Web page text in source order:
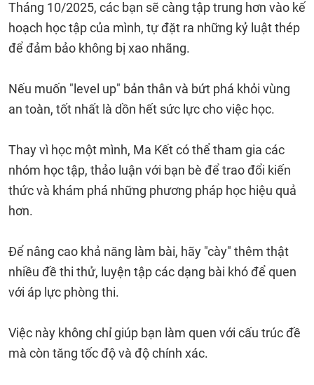
Tháng 10/2025, các bạn sẽ càng tập trung hơn vào kế
hoạch học tập của mình, tự đặt ra những kỷ luật thép
để đảm bảo không bị xao nhãng.
Nếu muốn "level up" bản thân và bứt phá khỏi vùng
an toàn, tốt nhất là dồn hết sức lực cho việc học.
Thay vì học một mình, Ma Kết có thể tham gia các
nhóm học tập, thảo luận với bạn bè để trao đổi kiến
thức và khám phá những phương pháp học hiệu quả
hơn.
Để nâng cao khả năng làm bài, hãy "cày" thêm thật
nhiều đề thi thử, luyện tập các dạng bài khó để quen
với áp lực phòng thi.
Việc này không chỉ giúp bạn làm quen với cấu trúc đề
mà còn tăng tốc độ và độ chính xác.